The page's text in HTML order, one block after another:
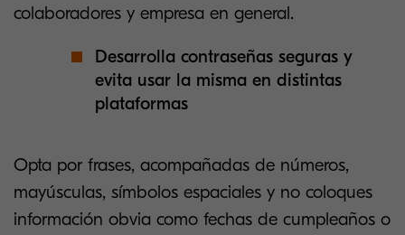
colaboradores y empresa en general.
Desarrolla contraseñas seguras y
evita usar la misma en distintas
plataformas
Opta por frases, acompañadas de números,
mayúsculas, símbolos espaciales y no coloques
información obvia como fechas de cumpleaños o